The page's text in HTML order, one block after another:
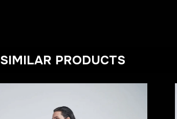
SIMILAR PRODUCTS